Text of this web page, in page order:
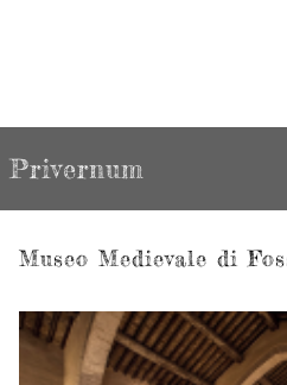
Privernum
Museo Medievale di